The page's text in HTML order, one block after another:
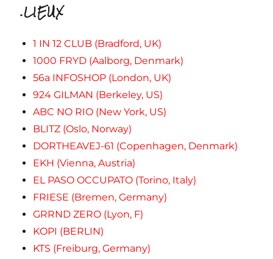
.LIEUX
1 IN 12 CLUB (Bradford, UK)
1000 FRYD (Aalborg, Denmark)
56a INFOSHOP (London, UK)
924 GILMAN (Berkeley, US)
ABC NO RIO (New York, US)
BLITZ (Oslo, Norway)
DORTHEAVEJ-61 (Copenhagen, Denmark)
EKH (Vienna, Austria)
EL PASO OCCUPATO (Torino, Italy)
FRIESE (Bremen, Germany)
GRRND ZERO (Lyon, F)
KOPI (BERLIN)
KTS (Freiburg, Germany)